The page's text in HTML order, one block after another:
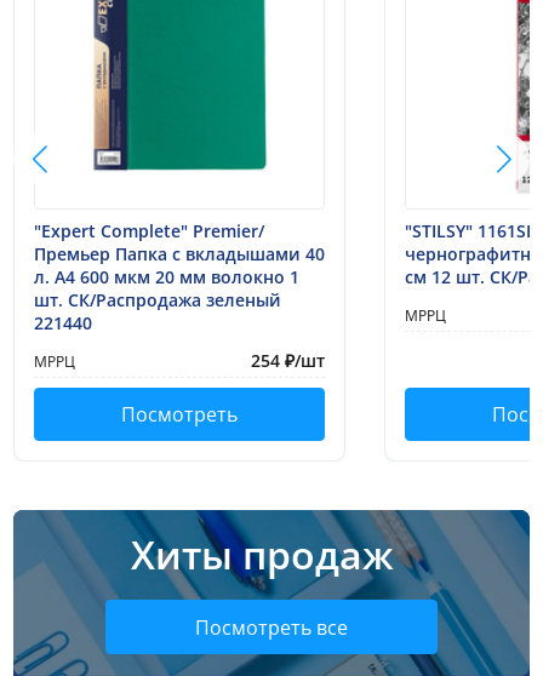
"Expert Complete" Premier/
Премьер Папка с вкладышами 40
л. A4 600 мкм 20 мм волокно 1
шт. СК/Распродажа зеленый
221440
МРРЦ 254 ₽/шт
Посмотреть
"STILSY"
см 12 шт. СК/
МРРЦ
Хиты продаж
Посмотреть все